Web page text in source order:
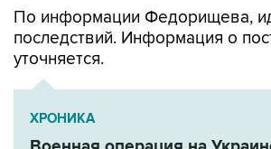
По информации Федорищева,
последствий. Информация о
уточняется.
ХРОНИКА